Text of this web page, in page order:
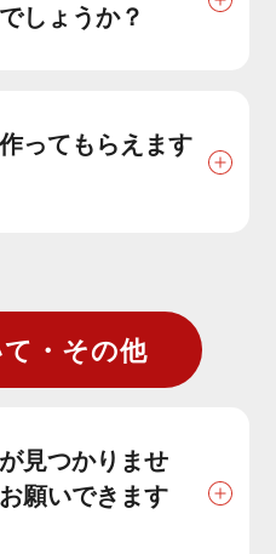
しょうか？
ってもらえます
・その他
見つかりませ
願いできます